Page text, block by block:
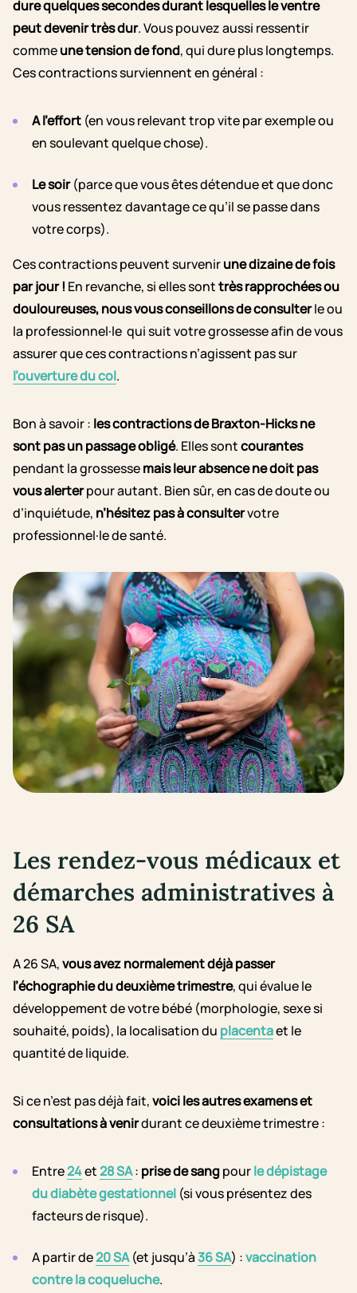
dure quelques secondes durant lesquelles le ventre
peut devenir très dur. Vous pouvez aussi ressentir
commeune tension de fond, qui dure plus longtemps.
Ces contractions surviennent en général :
A l’effort (en vous relevant trop vite par exemple ou
en soulevant quelque chose).
Le soir(parce que vous êtes détendue et que donc
vous ressentez davantage ce qu’il se passe dans
votre corps).
Ces contractions peuvent survenirune dizaine de fois
par jour ! En revanche, si elles sonttrès rapprochées ou
douloureuses, nous vous conseillons de consulterle ou
la professionnel·le qui suit votre grossesse afin de vous
assurer que ces contractions n’agissent pas sur
l’ouverture du col.
Bon à savoir : les contractions de Braxton-Hicks ne
sont pas un passage obligé. Elles sontcourantes
pendant la grossessemais leur absence ne doit pas
vous alerterpour autant. Bien sûr, en cas de doute ou
d’inquiétude, n’hésitez pas à consultervotre
professionnel·le de santé.
Les rendez-vous médicaux et
démarches administratives à
26 SA
A 26 SA,vous avez normalement déjà passer
l’échographie du deuxième trimestre, qui évalue le
développement de votre bébé (morphologie, sexe si
souhaité, poids), la localisation du placentaet le
quantité de liquide.
Si ce n’est pas déjà fait,voici les autres examens et
consultations à venirdurant ce deuxième trimestre :
Entre24et28 SA: prise de sangpourle dépistage
du diabète gestationnel (si vous présentez des
facteurs de risque).
A partir de20 SA(et jusqu’à36 SA) :vaccination
contre la coqueluche.